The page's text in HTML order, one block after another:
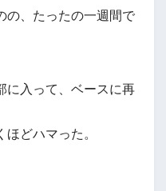
の、たったの一週間で
に入って、ベースに再
どハマった。